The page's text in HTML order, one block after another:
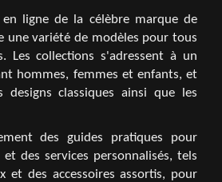
ligne de la célèbre marque de
une variété de modèles pour tous
Les collections s'adressent à un
hommes, femmes et enfants, et
classiques ainsi que les
des guides pratiques pour
des services personnalisés, tels
et des accessoires assortis, pour